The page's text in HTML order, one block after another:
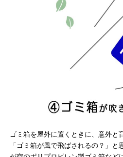
ゴミ箱を屋外に置くときに、意外と
「ゴミ箱が風で飛ばされるの？」